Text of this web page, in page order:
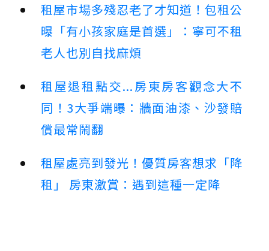
租屋市場多殘忍老了才知道！包租公
曝「有小孩家庭是首選」：寧可不租
老人也別自找麻煩
租屋退租點交...房東房客觀念大不
同！3大爭端曝：牆面油漆、沙發賠
償最常鬧翻
租屋處亮到發光！優質房客想求「降
租」 房東激賞：遇到這種一定降